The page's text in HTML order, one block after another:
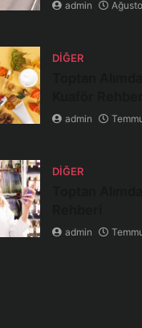
admin
DIĞER
admin
DIĞER
admin